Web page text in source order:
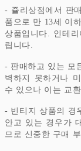
- 쥴리상점에서 판
품으로 만 13세 이
상품입니다. 인테
립니다.
- 판매하고 있는 모
벽하지 못하거나
수 있으나 이는 교
- 빈티지 상품의 경
안고 있는 경우가
므로 신중한 구매